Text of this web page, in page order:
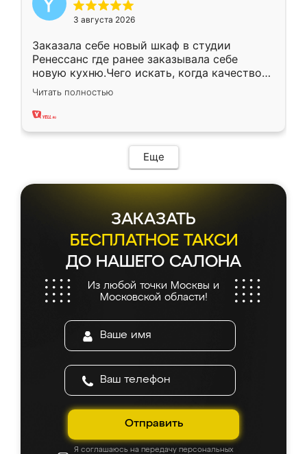
3 августа 2026
Заказала себе новый шкаф в студии
Ренессанс где ранее заказывала себе
новую кухню.Чего искать, когда качеством
вполне довольна. Служит кухня уже почти
два года, нареканий нет.
Читать полностью
Еще
ЗАКАЗАТЬ
БЕСПЛАТНОЕ ТАКСИ
ДО НАШЕГО САЛОНА
Из любой точки Москвы и
Московской области!
Отправить
Я соглашаюсь на передачу персональных